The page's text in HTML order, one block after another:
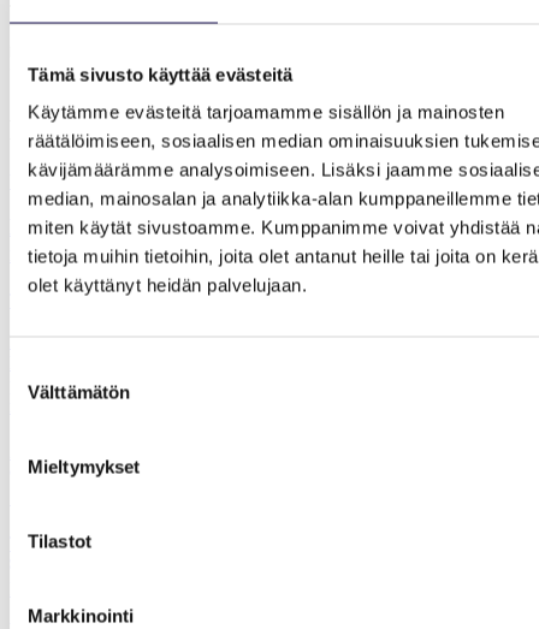
Tämä sivusto käyttää evästeitä
Käytämme evästeitä tarjoamamme sisällön ja mainosten
räätälöimiseen, sosiaalisen median ominaisuuksien
kävijämäärämme analysoimiseen. Lisäksi jaamme
median, mainosalan ja analytiikka-alan kumppaneillemme
miten käytät sivustoamme. Kumppanimme voivat yhdistää
tietoja muihin tietoihin, joita olet antanut heille tai joita on
olet käyttänyt heidän palvelujaan.
valinta
Välttämätön
Mieltymykset
Tilastot
Markkinointi
040 613 9821
Muita tapahtumia
Webinaarit
Hyvinvointirutiinit kiireiseen arkeen: liikunta,
ravinto ja palautuminen
Toimintaterapeuttiliitto
palautumiseen. Hyvinvointiwebinaarit ovat TOIn jäsenille tarkoitettu
maksuton jäsenetu.
Teams